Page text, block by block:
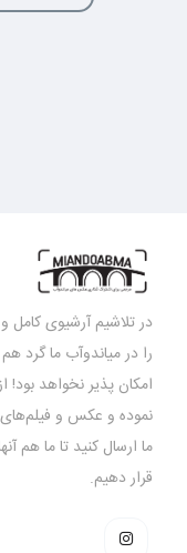
در تلاشیم آرشیوی کامل
را در میاندوآب ما گرد
امکان پذیر نخواهد بود!
نموده و عکس و فیلم‌های
ما ارسال کنید تا ما هم
قرار دهیم.